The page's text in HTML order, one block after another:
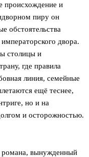
происхождение и
пиру он
обстоятельства
двора.
столицы и
где правила
линия, семейные
ещё теснее,
но и на
и осторожностью.
вынужденный